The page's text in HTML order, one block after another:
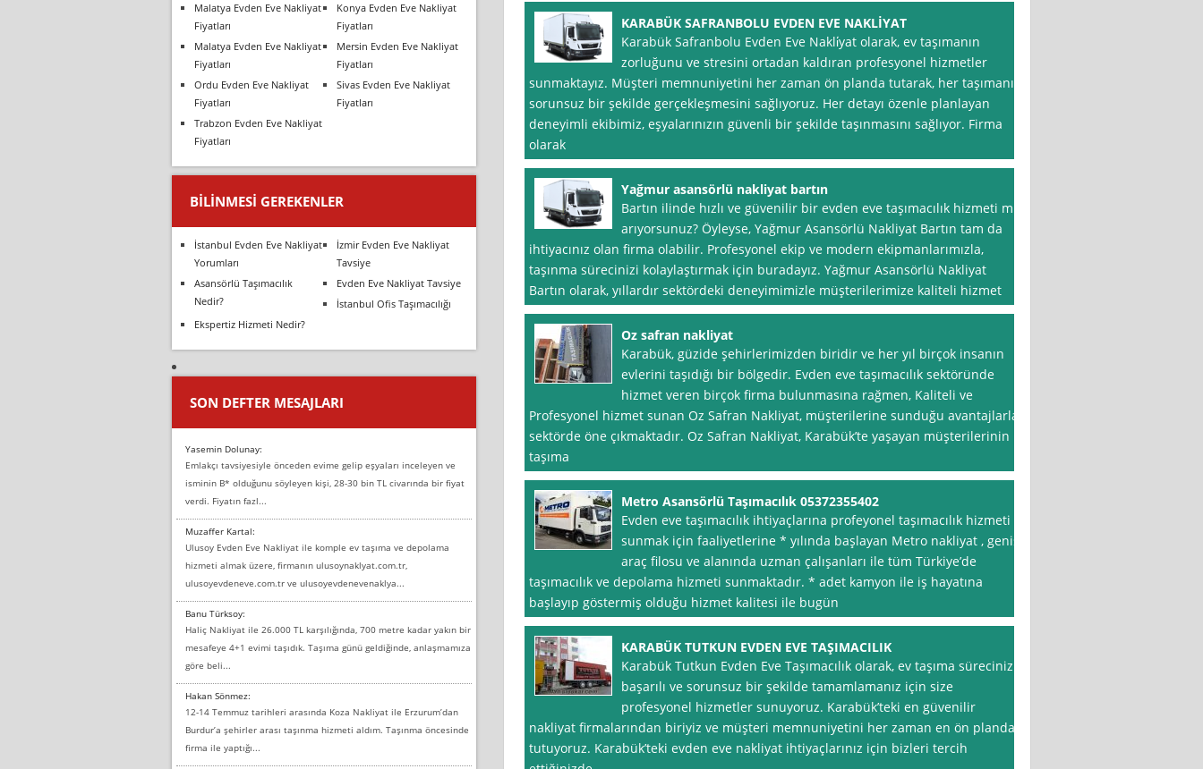
KARABÜK SAFRANBOLU EVDEN EVE NAKLİYAT
Karabük Safranbolu Evden Eve Nakli̇yat olarak, ev taşımanın
zorluğunu ve stresini ortadan kaldıran profesyonel hizmetler
sunmaktayız. Müşteri memnuniyetini her zaman ön planda tutarak, her taşımanın
sorunsuz bir şekilde gerçekleşmesini sağlıyoruz. Her detayı özenle planlayan
deneyimli ekibimiz, eşyalarınızın güvenli bir şekilde taşınmasını sağlıyor. Firma
olarak
Yağmur asansörlü nakliyat bartın
Bartın ilinde hızlı ve güvenilir bir evden eve taşımacılık hizmeti mi
arıyorsunuz? Öyleyse, Yağmur Asansörlü Nakliyat Bartın tam da
ihtiyacınız olan firma olabilir. Profesyonel ekip ve modern ekipmanlarımızla,
taşınma sürecinizi kolaylaştırmak için buradayız. Yağmur Asansörlü Nakliyat
Bartın olarak, yıllardır sektördeki deneyimimizle müşterilerimize kaliteli hizmet
Oz safran nakliyat
Karabük, güzide şehirlerimizden biridir ve her yıl birçok insanın
evlerini taşıdığı bir bölgedir. Evden eve taşımacılık sektöründe
hizmet veren birçok firma bulunmasına rağmen, Kaliteli ve
Profesyonel hizmet sunan Oz Safran Nakliyat, müşterilerine sunduğu avantajlarla
sektörde öne çıkmaktadır. Oz Safran Nakliyat, Karabük’te yaşayan müşterilerinin
taşıma
Metro Asansörlü Taşımacılık 05372355402
Evden eve taşımacılık ihtiyaçlarına profeyonel taşımacılık hizmeti
sunmak için faaliyetlerine * yılında başlayan Metro nakliyat , geniş
araç filosu ve alanında uzman çalışanları ile tüm Türkiye’de
taşımacılık ve depolama hizmeti sunmaktadır. * adet kamyon ile iş hayatına
başlayıp göstermiş olduğu hizmet kalitesi ile bugün
KARABÜK TUTKUN EVDEN EVE TAŞIMACILIK
Karabük Tutkun Evden Eve Taşımacılık olarak, ev taşıma sürecinizi
başarılı ve sorunsuz bir şekilde tamamlamanız için size
profesyonel hizmetler sunuyoruz. Karabük’teki en güvenilir
nakliyat firmalarından biriyiz ve müşteri memnuniyetini her zaman en ön planda
tutuyoruz. Karabük’teki evden eve nakliyat ihtiyaçlarınız için bizleri tercih
Malatya Evden Eve Nakliyat
Fiyatları
Konya Evden Eve Nakliyat
Fiyatları
Malatya Evden Eve Nakliyat
Fiyatları
Mersin Evden Eve Nakliyat
Fiyatları
Ordu Evden Eve Nakliyat
Fiyatları
Sivas Evden Eve Nakliyat
Fiyatları
Trabzon Evden Eve Nakliyat
Fiyatları
BILINMESI GEREKENLER
İstanbul Evden Eve Nakliyat
Yorumları
İzmir Evden Eve Nakliyat
Tavsiye
Asansörlü Taşımacılık
Nedir?
Evden Eve Nakliyat Tavsiye
İstanbul Ofis Taşımacılığı
Ekspertiz Hizmeti Nedir?
SON DEFTER MESAJLARI
Yasemin Dolunay:
Emlakçı tavsiyesiyle önceden evime gelip eşyaları inceleyen ve
isminin B* olduğunu söyleyen kişi, 28-30 bin TL civarında bir fiyat
verdi. Fiyatın fazl...
Muzaffer Kartal:
Ulusoy Evden Eve Nakliyat ile komple ev taşıma ve depolama
hizmeti almak üzere, firmanın ulusoynaklyat.com.tr,
ulusoyevdeneve.com.tr ve ulusoyevdenevenaklya...
Banu Türksoy:
Haliç Nakliyat ile 26.000 TL karşılığında, 700 metre kadar yakın bir
mesafeye 4+1 evimi taşıdık. Taşıma günü geldiğinde, anlaşmamıza
göre beli...
Hakan Sönmez:
12-14 Temmuz tarihleri arasında Koza Nakliyat ile Erzurum’dan
Burdur’a şehirler arası taşınma hizmeti aldım. Taşınma öncesinde
firma ile yaptığı...